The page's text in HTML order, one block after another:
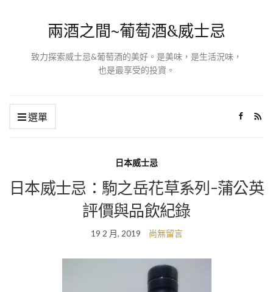
兩酒之間~葡萄酒&威士忌
致力探索威士忌&葡萄酒的美好。是美味，是生活況味，
也是最享受的投資。
選單
日本威士忌
日本威士忌：駒之岳花草系列-蒲公英
評價與品飲紀錄
19 2 月, 2019 尚無留言